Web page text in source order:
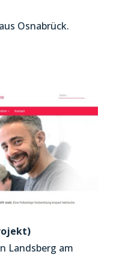
Osnabrück.
Landsberg am